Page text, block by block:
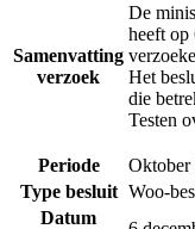
Samenvatting
verzoek
De
heeft op
Het
die
Testen
Periode
Oktober
Type besluit Woo-
Datum